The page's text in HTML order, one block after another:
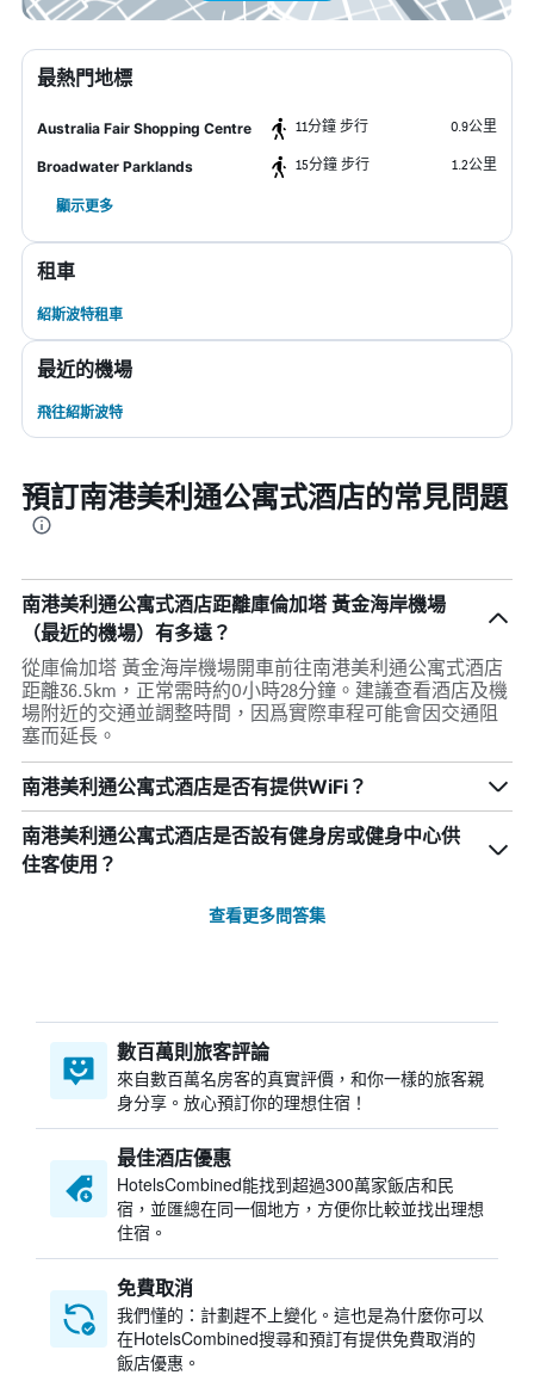
最熱門地標
Australia Fair Shopping Centre 11分鐘 步行 0.9公里
Broadwater Parklands 15分鐘 步行 1.2公里
顯示更多
租車
紹斯波特租車
最近的機場
飛往紹斯波特
預訂南港美利通公寓式酒店的常見問題
南港美利通公寓式酒店距離庫倫加塔 黃金海岸機場
（最近的機場）有多遠？
從庫倫加塔 黃金海岸機場開車前往南港美利通公寓式酒店
距離36.5km，正常需時約0小時28分鐘。建議查看酒店及機
場附近的交通並調整時間，因爲實際車程可能會因交通阻
塞而延長。
南港美利通公寓式酒店是否有提供WiFi？
南港美利通公寓式酒店是否設有健身房或健身中心供
住客使用？
查看更多問答集
數百萬則旅客評論
來自數百萬名房客的真實評價，和你一樣的旅客親
身分享。放心預訂你的理想住宿！
最佳酒店優惠
HotelsCombined​能找到超過300萬家飯店和民
宿，並匯總在同一個地方，方便你比較並找出理想
住宿。
免費取消
我們懂的：計劃趕不上變化。這也是為什麼你可以
在HotelsCombined搜尋和預訂有提供免費取消的
飯店優惠。